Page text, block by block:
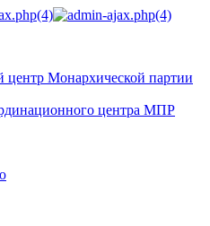
Монархической партии
центра МПР